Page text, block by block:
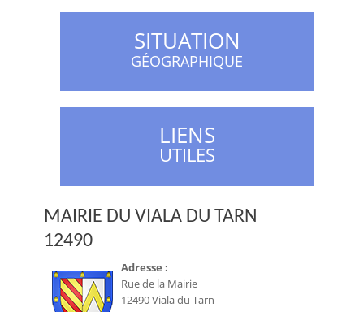
SITUATION
GÉOGRAPHIQUE
LIENS
UTILES
MAIRIE DU VIALA DU TARN
12490
Adresse :
Rue de la Mairie
12490 Viala du Tarn